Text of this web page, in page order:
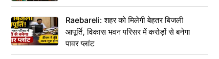
Raebareli: शहर को मिलेगी बेहतर बिजली
आपूर्ति, विकास भवन परिसर में करोड़ों से बनेगा
पावर प्लांट